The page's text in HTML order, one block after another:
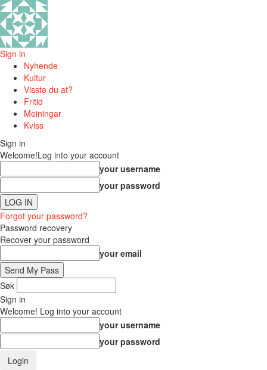
Sign in
Nyhende
Kultur
Visste du at?
Fritid
Meiningar
Kviss
Sign in
Welcome!Log into your account
your username
your password
Forgot your password?
Password recovery
Recover your password
your email
Søk
Sign in
Welcome! Log into your account
your username
your password